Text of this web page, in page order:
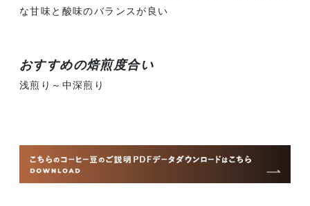
な甘味と酸味のバランスが良い
おすすめの焙煎度合い
浅煎り～中深煎り